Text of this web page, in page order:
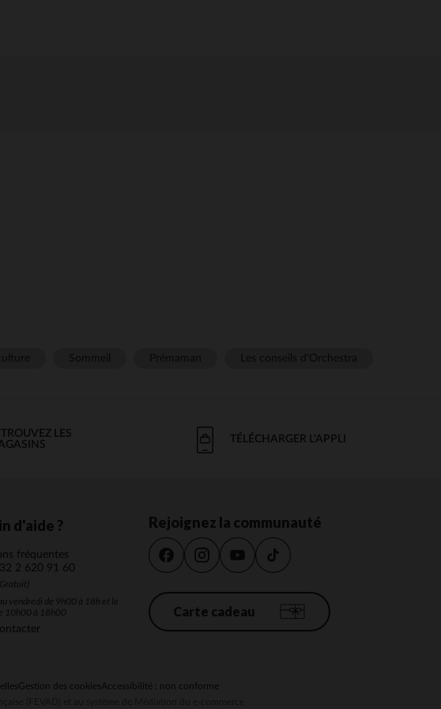
LES
TÉLÉCHARGER L'APPLI
d'aide ?
fréquentes
2 620 91 60
vendredi de 9h00 à 18h et le
10h00 à 18h00
Rejoignez la communauté
Carte cadeau
Gestion des cookiesAccessibilité : non conforme